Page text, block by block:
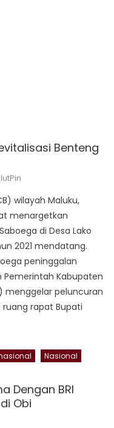
Benteng
wilayah Maluku,
menargetkan
di Desa Lako
2021 mendatang.
peninggalan
Pemerintah Kabupaten
menggelar peluncuran
rapat Bupati
Nasional
Dengan BRI
Obi